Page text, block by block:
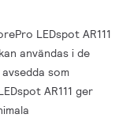
LEDspot AR111
användas i de
som
AR111 ger